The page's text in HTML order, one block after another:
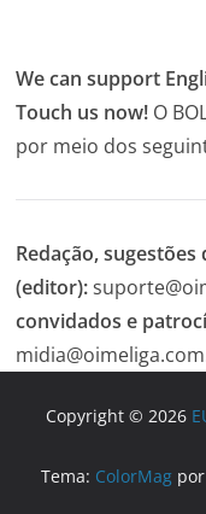
We can support
Touch us now! O
por meio dos
Redação,
(editor):
convidados e
Copyright © 2026
Tema: ColorMag